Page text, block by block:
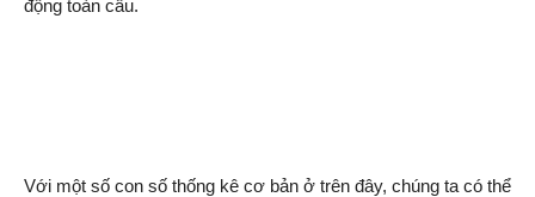
động toàn cầu.
Với một số con số thống kê cơ bản ở trên đây, chúng ta có thể